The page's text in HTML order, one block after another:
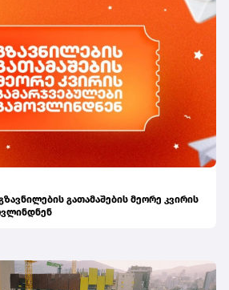
გათამაშების მეორე კვირის